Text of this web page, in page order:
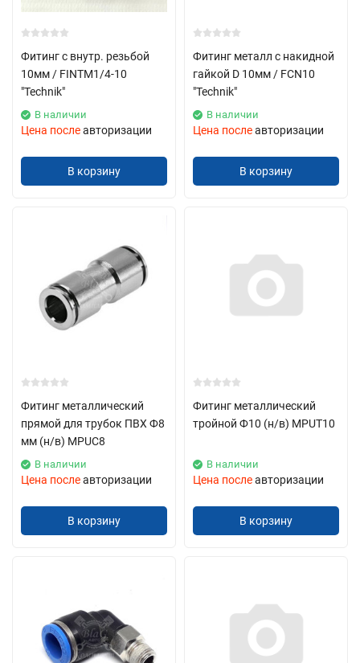
Фитинг с внутр. резьбой
10мм / FINTM1/4-10
"Technik"
В наличии
Цена послеавторизации
В корзину
Фитинг металл с накидной
гайкой D 10мм / FCN10
"Technik"
В наличии
Цена послеавторизации
В корзину
Фитинг металлический
прямой для трубок ПВХ Ф8
мм (н/в) MPUC8
В наличии
Цена послеавторизации
В корзину
Фитинг металлический
тройной Ф10 (н/в) MPUT10
В наличии
Цена послеавторизации
В корзину